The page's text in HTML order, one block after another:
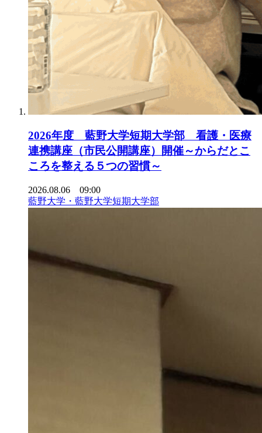
2026年度 藍野大学短期大学部 看護・医療
連携講座（市民公開講座）開催～からだとこ
ころを整える５つの習慣～
2026.08.06 09:00
藍野大学・藍野大学短期大学部